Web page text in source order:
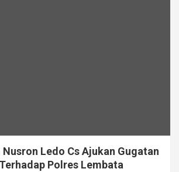
Nusron Ledo Cs Ajukan Gugatan
Polres Lembata